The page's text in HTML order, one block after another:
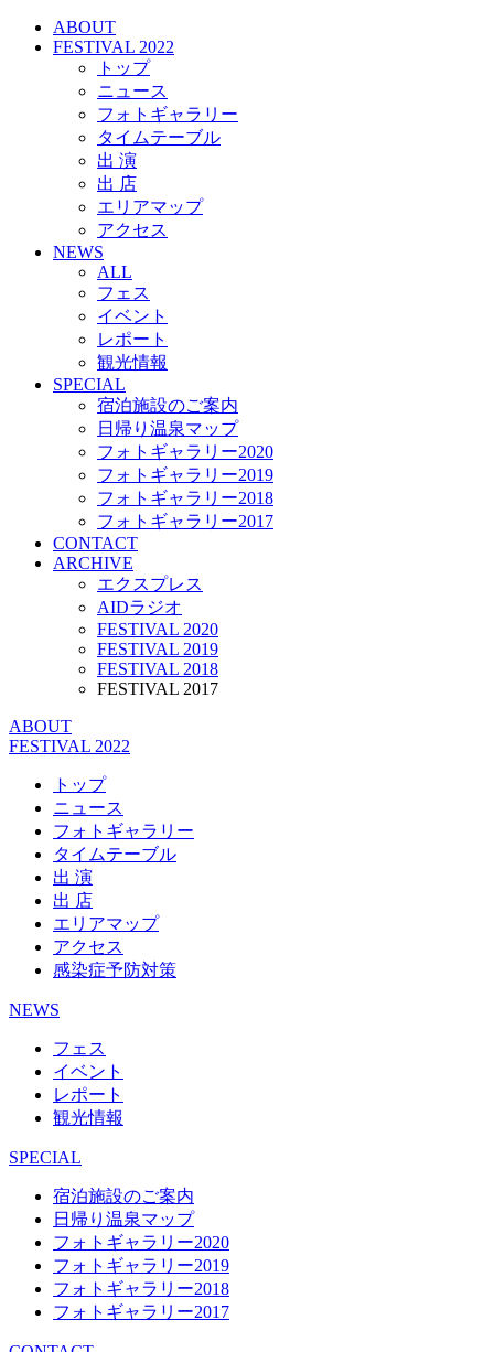
ABOUT
FESTIVAL 2022
トップ
ニュース
フォトギャラリー
タイムテーブル
出 演
出 店
エリアマップ
アクセス
NEWS
ALL
フェス
イベント
レポート
観光情報
SPECIAL
宿泊施設のご案内
日帰り温泉マップ
フォトギャラリー2020
フォトギャラリー2019
フォトギャラリー2018
フォトギャラリー2017
CONTACT
ARCHIVE
エクスプレス
AIDラジオ
FESTIVAL 2020
FESTIVAL 2019
FESTIVAL 2018
FESTIVAL 2017
ABOUT
FESTIVAL 2022
トップ
ニュース
フォトギャラリー
タイムテーブル
出 演
出 店
エリアマップ
アクセス
感染症予防対策
NEWS
フェス
イベント
レポート
観光情報
SPECIAL
宿泊施設のご案内
日帰り温泉マップ
フォトギャラリー2020
フォトギャラリー2019
フォトギャラリー2018
フォトギャラリー2017